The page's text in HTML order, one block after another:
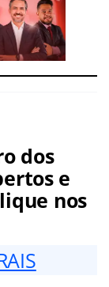
dos
e
nos